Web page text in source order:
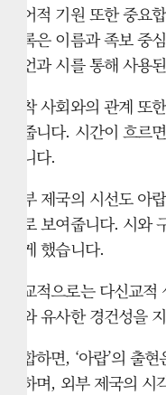
언어적 기원 또한 중
기록은 이름과 족보
예언과 시를 통해 사
정착 사회와의 관계
여줍니다. 시간이 흐
습니다.
외부 제국의 시선도
으로 보여줍니다. 시
하게 했습니다.
종교적으로는 다신교
지와 유사한 경건성을
종합하면, ‘아랍’의
성하며, 외부 제국의